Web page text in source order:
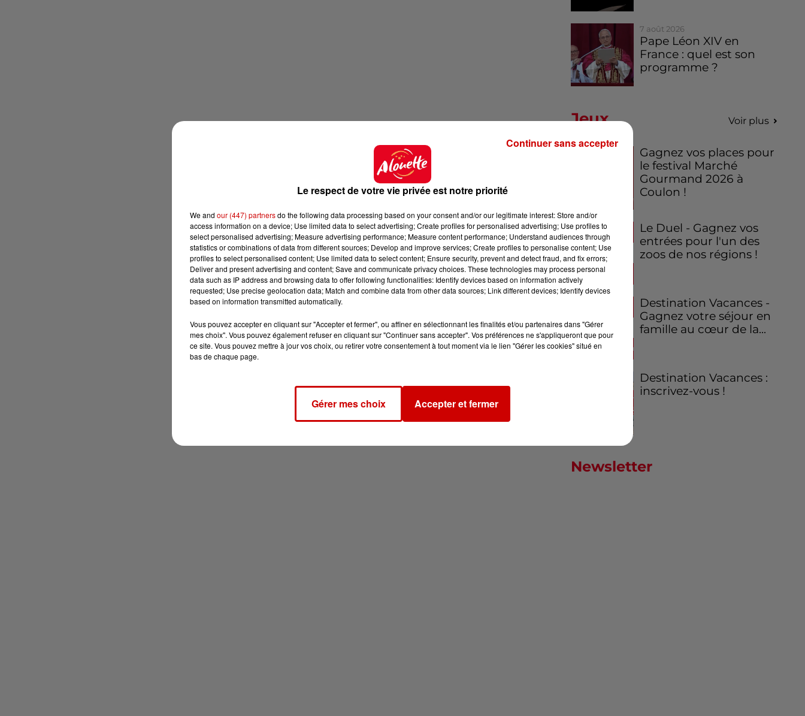
7 août 2026
Pape Léon XIV en
France : quel est son
programme ?
Jeux Voir plus
Gagnez vos places pour
le festival Marché
Gourmand 2026 à
Coulon !
Le Duel - Gagnez vos
entrées pour l'un des
zoos de nos régions !
Destination Vacances -
Gagnez votre séjour en
famille au cœur de la...
Destination Vacances :
inscrivez-vous !
Newsletter
Le respect de votre vie privée est notre priorité
We and our (447) partnersdo the following data processing based on your consent and/or our legitimate interest: Store and/or
access information on a device; Use limited data to select advertising; Create profiles for personalised advertising; Use profiles to
select personalised advertising; Measure advertising performance; Measure content performance; Understand audiences through
statistics or combinations of data from different sources; Develop and improve services; Create profiles to personalise content; Use
profiles to select personalised content; Use limited data to select content; Ensure security, prevent and detect fraud, and fix errors;
Deliver and present advertising and content; Save and communicate privacy choices. These technologies may process personal
data such as IP address and browsing data to offer following functionalities: Identify devices based on information actively
requested; Use precise geolocation data; Match and combine data from other data sources; Link different devices; Identify devices
based on information transmitted automatically.
Vous pouvez accepter en cliquant sur "Accepter et fermer", ou affiner en sélectionnant les finalités et/ou partenaires dans "Gérer
mes choix". Vous pouvez également refuser en cliquant sur "Continuer sans accepter". Vos préférences ne s'appliqueront que pour
ce site. Vous pouvez mettre à jour vos choix, ou retirer votre consentement à tout moment via le lien "Gérer les cookies" situé en
bas de chaque page.
Gérer mes choix Accepter et fermer
Continuer sans accepter